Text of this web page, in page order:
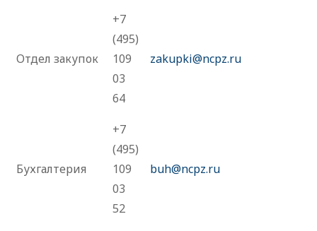
Отдел закупок
+7
(495)
109
03
64
zakupki@ncpz.ru
Бухгалтерия
+7
(495)
109
03
52
buh@ncpz.ru